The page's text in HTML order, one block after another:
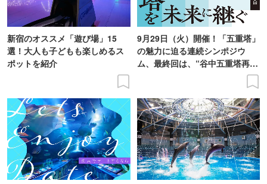
新宿のオススメ「遊び場」15
選！大人も子どもも楽しめるス
ポットを紹介
9月29日（火）開催！「五重塔」
の魅力に迫る連続シンポジウ
ム、最終回は、“谷中五重塔再建